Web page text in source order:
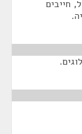
חייבים